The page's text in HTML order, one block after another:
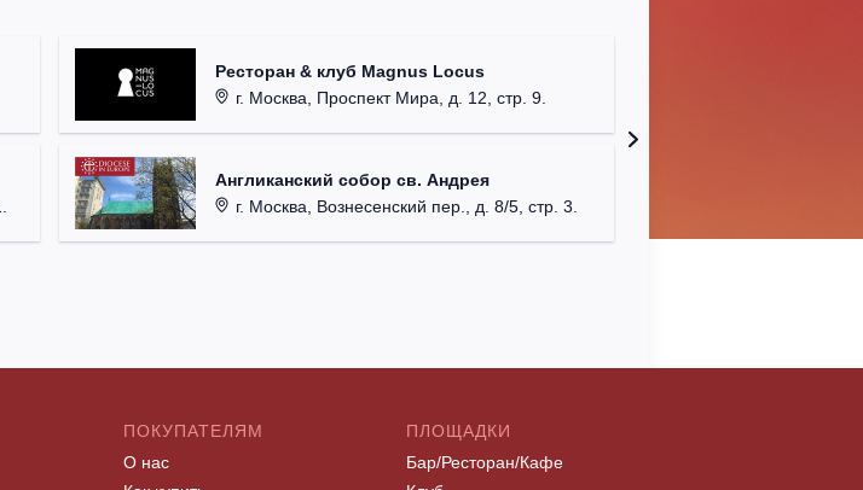
Ресторан & клуб Magnus Locus
г. Москва, Проспект Мира, д. 12, стр. 9.
Англиканский собор св. Андрея
г. Москва, Вознесенский пер., д. 8/5, стр. 3.
ПОКУПАТЕЛЯМ
О нас
ПЛОЩАДКИ
Бар/Ресторан/Кафе